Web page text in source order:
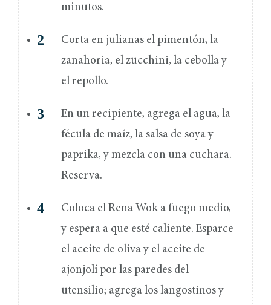
minutos.
Corta en julianas el pimentón, la
zanahoria, el zucchini, la cebolla y
el repollo.
En un recipiente, agrega el agua, la
fécula de maíz, la salsa de soya y
paprika, y mezcla con una cuchara.
Reserva.
Coloca el Rena Wok a fuego medio,
y espera a que esté caliente. Esparce
el aceite de oliva y el aceite de
ajonjolí por las paredes del
utensilio; agrega los langostinos y